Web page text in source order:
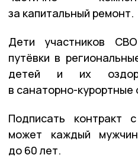
за капитальный ремонт.
Дети участников
путёвки в
детей и их
в санаторно-курортные
Подписать контракт
может каждый
до 60 лет.